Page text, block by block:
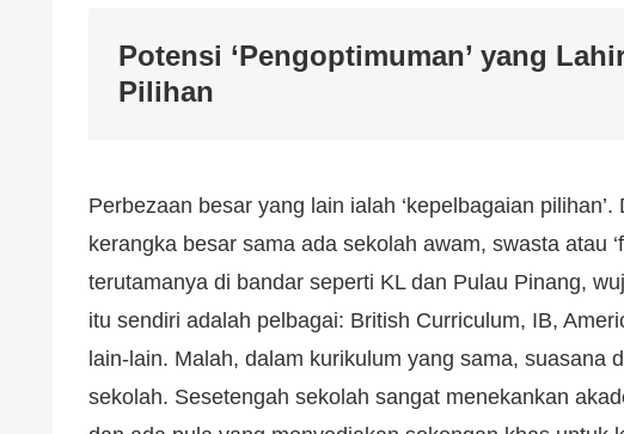
Potensi ‘Pengoptimuman’ yang
Pilihan
Perbezaan besar yang lain ialah ‘kepelbagaian
kerangka besar sama ada sekolah awam, swasta atau
terutamanya di bandar seperti KL dan Pulau Pinang,
itu sendiri adalah pelbagai: British Curriculum, IB,
lain-lain. Malah, dalam kurikulum yang sama, suasana
sekolah. Sesetengah sekolah sangat menekankan